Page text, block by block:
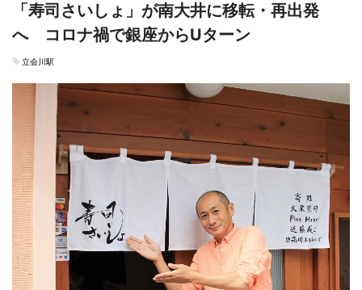
「寿司さいしょ」が南大井に移転・再出発
へ コロナ禍で銀座からUターン
立会川駅